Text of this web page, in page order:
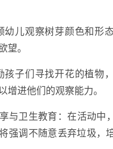
幼儿观察树芽颜色和形
望。
孩子们寻找开花的植物
增进他们的观察能力。
与卫生教育：在活动中
强调不随意丢弃垃圾，